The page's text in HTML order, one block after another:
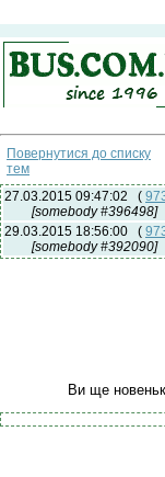
Повернутися до списку
тем
27.03.2015 09:47:02 (
[somebody #396498]
29.03.2015 18:56:00
(
[somebody #392090]
Ви ще